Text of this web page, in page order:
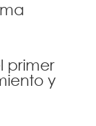
primer
y